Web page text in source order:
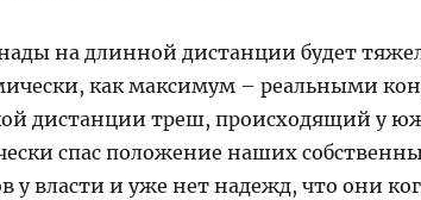
на длинной дистанции будет
как максимум – реальными
дистанции треш, происходящий у
спас положение наших
у власти и уже нет надежд, что они